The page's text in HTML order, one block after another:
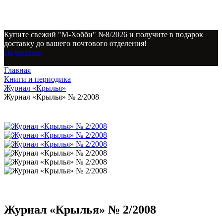
Купите свежий "М-Хобби" №8/2026 и получите в подарок
доставку до вашего почтового отделения!
Подробнее
Главная
Книги и периодика
Журнал «Крылья»
Журнал «Крылья» № 2/2008
Журнал «Крылья» № 2/2008